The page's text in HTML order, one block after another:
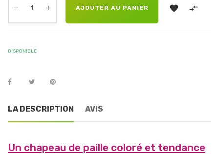
AJOUTER AU PANIER  
DISPONIBLE
LA DESCRIPTION AVIS
Un chapeau de paille coloré et tendance